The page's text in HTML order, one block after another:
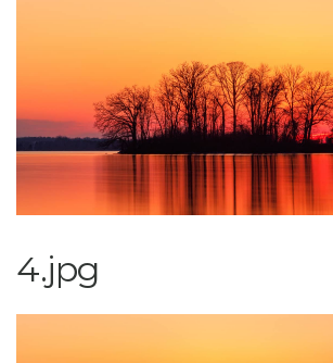
4.jpg